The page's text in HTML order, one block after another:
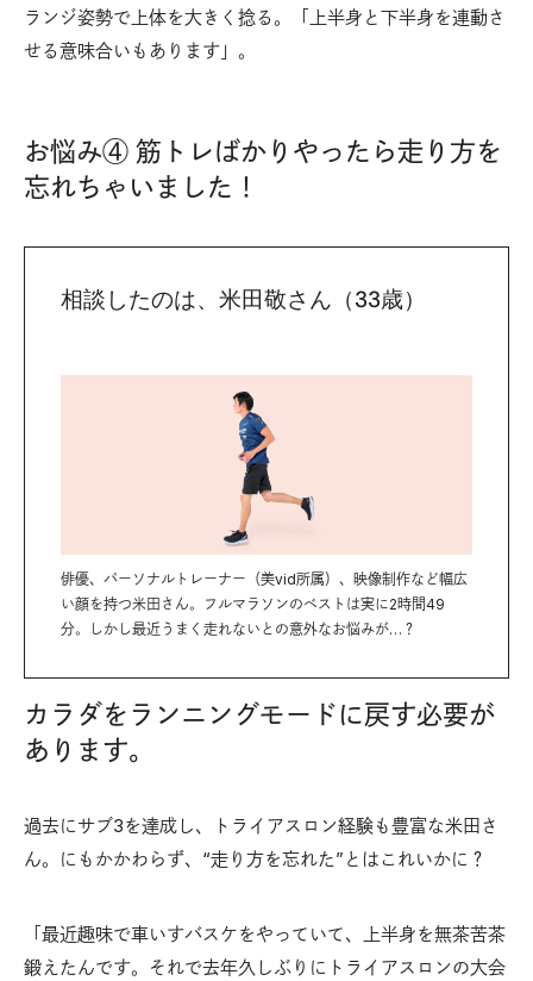
ランジ姿勢で上体を大きく捻る。「上半身と下半身を連動さ
せる意味合いもあります」。
お悩み④ 筋トレばかりやったら走り方を
忘れちゃいました！
相談したのは、米田敬さん（33歳）
俳優、パーソナルトレーナー（美vid所属）、映像制作など幅広
い顔を持つ米田さん。フルマラソンのベストは実に2時間49
分。しかし最近うまく走れないとの意外なお悩みが…？
カラダをランニングモードに戻す必要が
あります。
過去にサブ3を達成し、トライアスロン経験も豊富な米田さ
ん。にもかかわらず、“走り方を忘れた”とはこれいかに？
「最近趣味で車いすバスケをやっていて、上半身を無茶苦茶
鍛えたんです。それで去年久しぶりにトライアスロンの大会